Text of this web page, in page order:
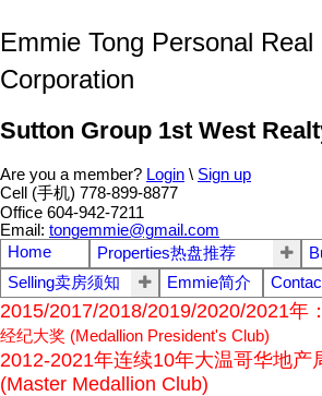
Emmie Tong Personal
Corporation
Sutton Group 1st West
Are you a member? Login \ Sign up
Cell (手机) 778-899-8877
Office 604-942-7211
Email: tongemmie@gmail.com
Home
Properties热盘推荐
Selling卖房须知
Emmie简介
2015/2017/2018/2019/2020/2021年：
经纪大奖 (Medallion President's Club)
2012-2021年连续10年大温哥华地产
(Master Medallion Club)